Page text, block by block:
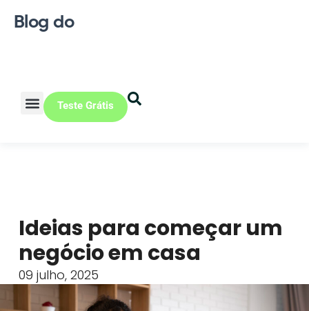
Blog do
Teste Grátis
Ideias para começar um
negócio em casa
09 julho, 2025